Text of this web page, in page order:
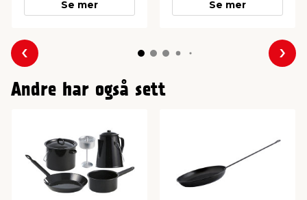
Se mer Se mer
Forrige
Andre har også sett